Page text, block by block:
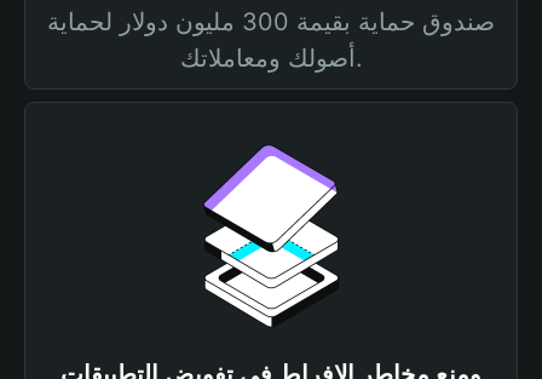
صندوق حماية بقيمة 300 مليون دولار لحماية
أصولك ومعاملاتك.